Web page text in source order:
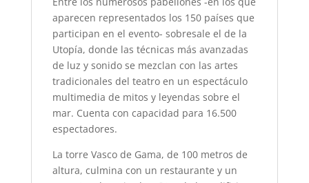
aparecen representados los 150 países que
participan en el evento- sobresale el de la
Utopía, donde las técnicas más avanzadas
de luz y sonido se mezclan con las artes
tradicionales del teatro en un espectáculo
multimedia de mitos y leyendas sobre el
mar. Cuenta con capacidad para 16.500
espectadores.
La torre Vasco de Gama, de 100 metros de
altura, culmina con un restaurante y un